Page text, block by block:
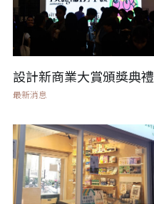
設計新商業大賞頒獎典禮
最新消息